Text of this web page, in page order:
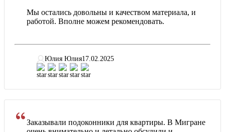
Мы остались довольны и качеством материала, и
работой. Вполне можем рекомендовать.
Юлия Юлия17.02.2025
Заказывали подоконники для квартиры. В Мигране